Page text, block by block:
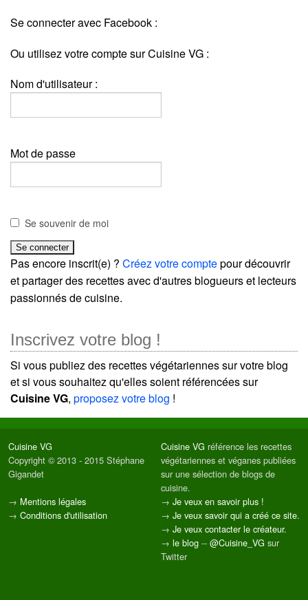
Se connecter avec Facebook :
Ou utilisez votre compte sur Cuisine VG :
Nom d'utilisateur :
Mot de passe
Se souvenir de moi
Pas encore inscrit(e) ? Créez votre comptepour découvrir
et partager des recettes avec d'autres blogueurs et lecteurs
passionnés de cuisine.
Inscrivez votre blog !
Si vous publiez des recettes végétariennes sur votre blog
et si vous souhaitez qu'elles soient référencées sur
Cuisine VG, proposez votre blog !
Cuisine VG
Copyright © 2013 - 2015 Stéphane
Gigandet
→ Mentions légales
→ Conditions d'utilisation
Cuisine VG référence les recettes
végétariennes et véganes publiées
sur une sélection de blogs de
cuisine.
→ Je veux en savoir plus !
→ Je veux savoir qui a créé ce site.
→ Je veux contacter le créateur.
→ le blog -- @Cuisine_VG sur
Twitter